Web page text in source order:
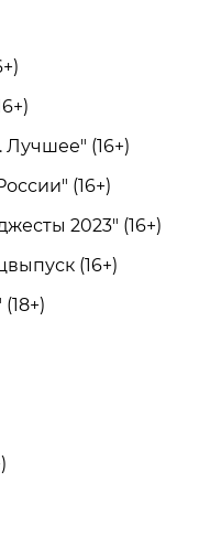
(16+)
(16+)
2023" (16+)
(16+)